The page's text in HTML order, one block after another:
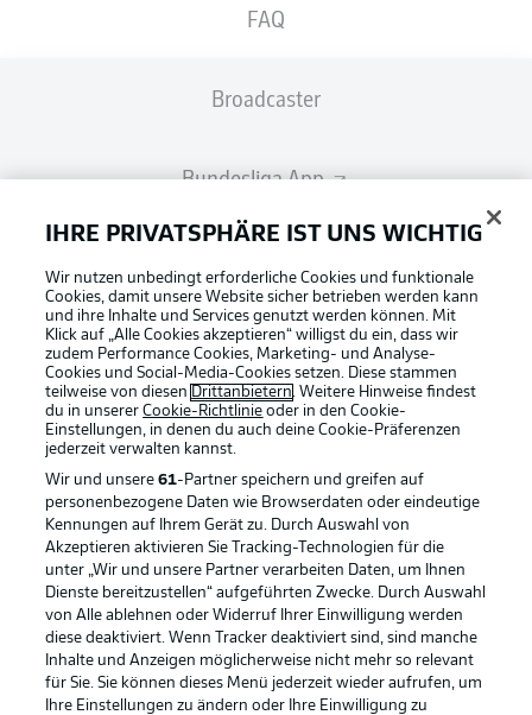
FAQ
Broadcaster
Bundesliga App
#BundesligaWIRKT
Common Ground
Mitfahrportal
BUNDESLIGA-GRUPPE
Sprachauswahl
Deutsch Anzeige Modus
Football as it's meant to be
BUNDESLIGA APP
IHRE PRIVATSPHÄRE IST UNS WICHTIG
Wir nutzen unbedingt erforderliche Cookies und funktionale
Cookies, damit unsere Website sicher betrieben werden kann
und ihre Inhalte und Services genutzt werden können. Mit
Klick auf „Alle Cookies akzeptieren“ willigst du ein, dass wir
zudem Performance Cookies, Marketing- und Analyse-
Cookies und Social-Media-Cookies setzen. Diese stammen
teilweise von diesen Drittanbietern. Weitere Hinweise findest
du in unsererCookie-Richtlinie oder in den Cookie-
Einstellungen, in denen du auch deine Cookie-Präferenzen
jederzeit verwalten kannst.
Wir und unsere61-Partner speichern und greifen auf
personenbezogene Daten wie Browserdaten oder eindeutige
Kennungen auf Ihrem Gerät zu. Durch Auswahl von
Akzeptieren aktivieren Sie Tracking-Technologien für die
unter „Wir und unsere Partner verarbeiten Daten, um Ihnen
Dienste bereitzustellen“ aufgeführten Zwecke. Durch Auswahl
von Alle ablehnen oder Widerruf Ihrer Einwilligung werden
diese deaktiviert. Wenn Tracker deaktiviert sind, sind manche
Inhalte und Anzeigen möglicherweise nicht mehr so relevant
für Sie. Sie können dieses Menü jederzeit wieder aufrufen, um
Ihre Einstellungen zu ändern oder Ihre Einwilligung zu